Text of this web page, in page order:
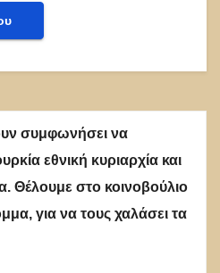
συμφωνήσει να
εθνική κυριαρχία και
Θέλουμε στο κοινοβούλιο
για να τους χαλάσει τα